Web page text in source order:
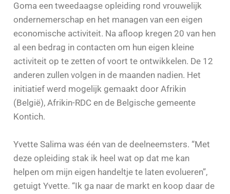
Goma een tweedaagse opleiding rond vrouwelijk
ondernemerschap en het managen van een eigen
economische activiteit. Na afloop kregen 20 van hen
al een bedrag in contacten om hun eigen kleine
activiteit op te zetten of voort te ontwikkelen. De 12
anderen zullen volgen in de maanden nadien. Het
initiatief werd mogelijk gemaakt door Afrikin
(België), Afrikin-RDC en de Belgische gemeente
Kontich.
Yvette Salima was één van de deelneemsters. “Met
deze opleiding stak ik heel wat op dat me kan
helpen om mijn eigen handeltje te laten evolueren”,
getuigt Yvette. “Ik ga naar de markt en koop daar de